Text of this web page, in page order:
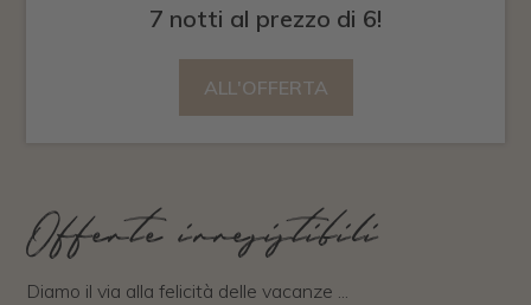
Offerte irresistibili
Diamo il via alla felicità delle vacanze ...
7 notti al prezzo di 6!
ALL'OFFERTA